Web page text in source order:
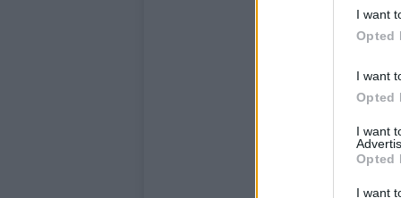
I want
Opted
I want
Opted
I want
Opted
I want